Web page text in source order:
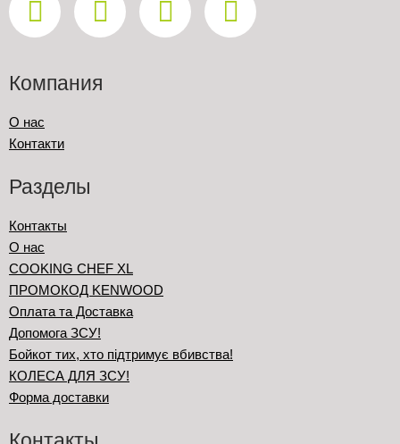
Компания
О нас
Контакти
Разделы
Контакты
О нас
COOKING CHEF XL
ПРОМОКОД KENWOOD
Оплата та Доставка
Допомога ЗСУ!
Бойкот тих, хто підтримує вбивства!
КОЛЕСА ДЛЯ ЗСУ!
Форма доставки